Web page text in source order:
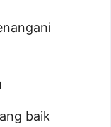
baik